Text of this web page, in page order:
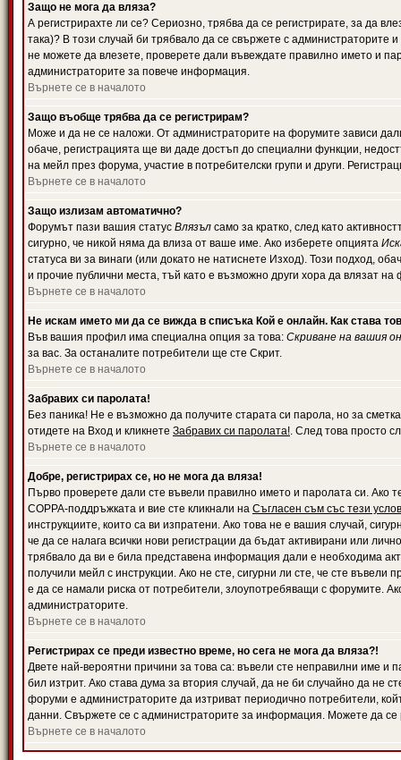
Защо не мога да вляза?
А регистрирахте ли се? Сериозно, трябва да се регистрирате, за да
така)? В този случай би трябвало да се свържете с администраторите
не можете да влезете, проверете дали въвеждате правилно името и
администраторите за повече информация.
Върнете се в началото
Защо въобще трябва да се регистрирам?
Може и да не се наложи. От администраторите на форумите зависи
обаче, регистрацията ще ви даде достъп до специални функции,
на мейл през форума, участие в потребителски групи и други.
Върнете се в началото
Защо излизам автоматично?
Форумът пази вашия статус Влязъл само за кратко, след като
сигурно, че никой няма да влиза от ваше име. Ако изберете опцията
статуса ви за винаги (или докато не натиснете Изход). Този подход,
и прочие публични места, тъй като е възможно други хора да влязат
Върнете се в началото
Не искам името ми да се вижда в списъка Кой е онлайн. Как става
Във вашия профил има специална опция за това: Скриване на вашия
за вас. За останалите потребители ще сте Скрит.
Върнете се в началото
Забравих си паролата!
Без паника! Не е възможно да получите старата си парола, но за
отидете на Вход и кликнете Забравих си паролата!. След това просто
Върнете се в началото
Добре, регистрирах се, но не мога да вляза!
Първо проверете дали сте въвели правилно името и паролата си. Ако
COPPA-поддръжката и вие сте кликнали на Съгласен съм със тези
инструкциите, които са ви изпратени. Ако това не е вашия случай,
че да се налага всички нови регистрации да бъдат активирани или
трябвало да ви е била представена информация дали е необходима
получили мейл с инструкции. Ако не сте, сигурни ли сте, че сте
е да се намали риска от потребители, злоупотребяващи с форумите.
администраторите.
Върнете се в началото
Регистрирах се преди известно време, но сега не мога да вляза?!
Двете най-вероятни причини за това са: въвели сте неправилни име и
бил изтрит. Ако става дума за втория случай, да не би случайно да
форуми е администраторите да изтриват периодично потребители,
данни. Свържете се с администраторите за информация. Можете да се
Върнете се в началото